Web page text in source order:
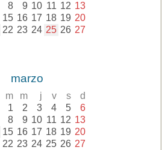
8 9 10 11 12 13
15 16 17 18 19 20
22 23 24 25 26 27
marzo
m m j v s d
1 2 3 4 5 6
8 9 10 11 12 13
15 16 17 18 19 20
22 23 24 25 26 27